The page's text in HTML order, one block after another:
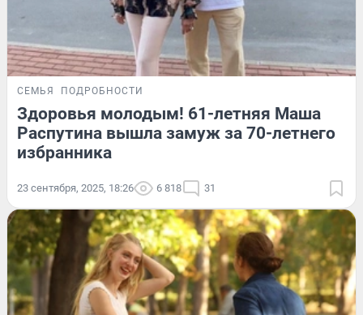
СЕМЬЯ ПОДРОБНОСТИ
Здоровья молодым! 61-летняя Маша
Распутина вышла замуж за 70-летнего
избранника
23 сентября, 2025, 18:26 6 818 31